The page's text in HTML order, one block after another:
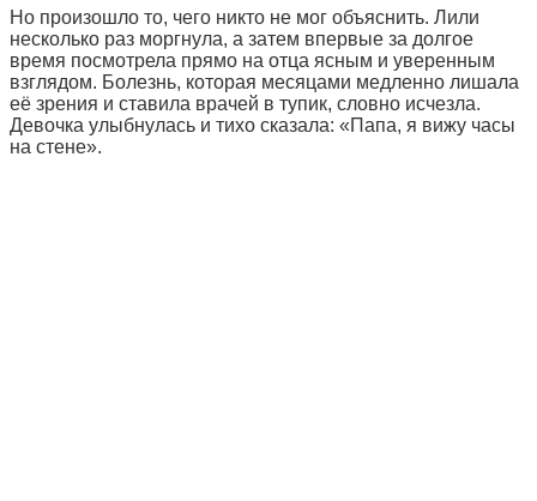
Но произошло то, чего никто не мог объяснить. Лили
несколько раз моргнула, а затем впервые за долгое
время посмотрела прямо на отца ясным и уверенным
взглядом. Болезнь, которая месяцами медленно лишала
её зрения и ставила врачей в тупик, словно исчезла.
Девочка улыбнулась и тихо сказала: «Папа, я вижу часы
на стене».